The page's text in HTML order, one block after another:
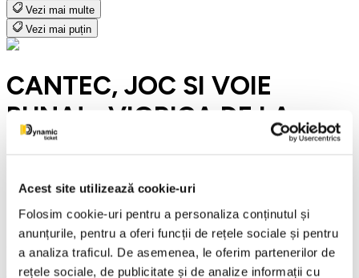
Acest site utilizează cookie-uri
Folosim cookie-uri pentru a personaliza conținutul și
anunțurile, pentru a oferi funcții de rețele sociale și pentru
a analiza traficul. De asemenea, le oferim partenerilor de
rețele sociale, de publicitate și de analize informații cu
Vezi mai multe
Vezi mai puțin
CANTEC, JOC SI VOIE
BUNA! - VIORICA DE LA
CLEJANI, Ionita si Taraful
Clejanilor - MIOVENI
16 octombrie 2026
ora 18:00
Sala Sporturilor, Mioveni